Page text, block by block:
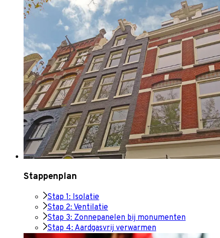
Stappenplan
Stap 1: Isolatie
Stap 2: Ventilatie
Stap 3: Zonnepanelen bij monumenten
Stap 4: Aardgasvrij verwarmen